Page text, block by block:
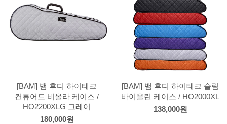
[BAM] 뱀 후디 하이테크
컨튜어드 비올라 케이스 /
HO2200XLG 그레이
180,000원
[BAM] 뱀 후디 하이테크 슬림
바이올린 케이스 / HO2000XL
138,000원